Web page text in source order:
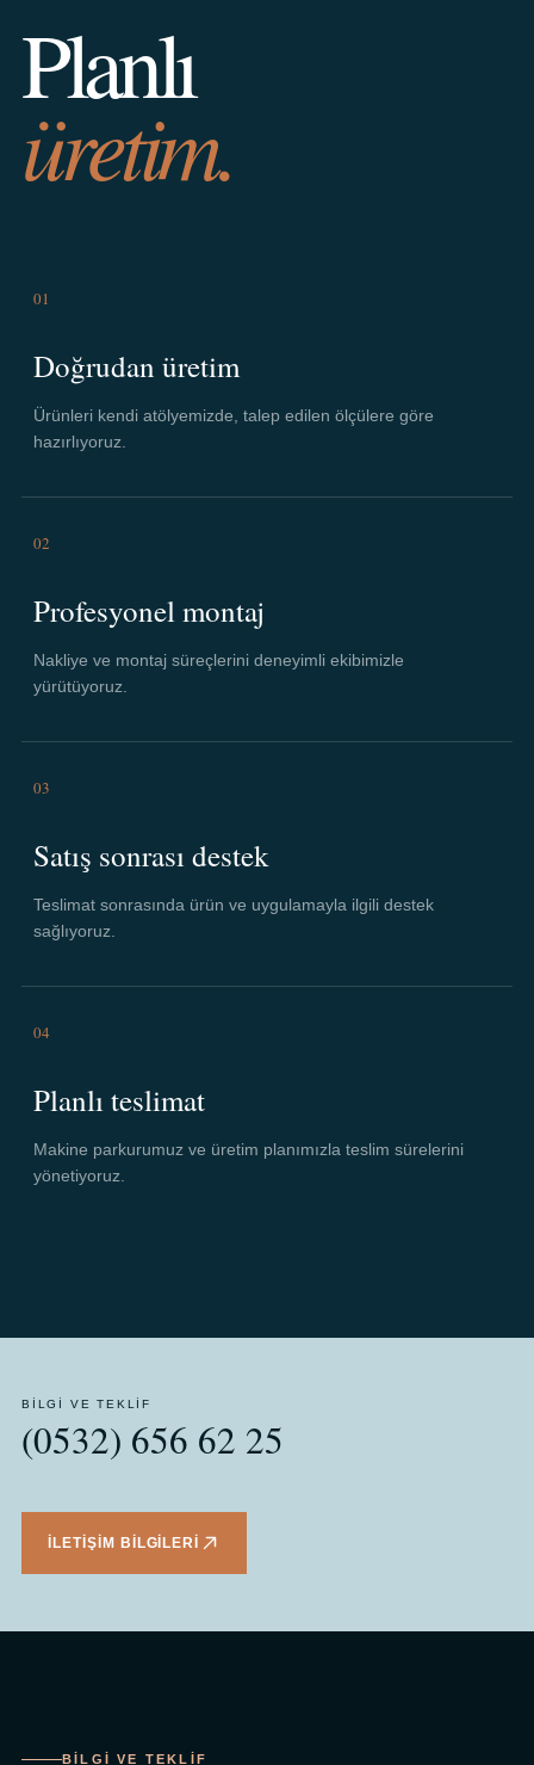
Planlı
üretim.
01
Doğrudan üretim
Ürünleri kendi atölyemizde, talep edilen ölçülere göre
hazırlıyoruz.
02
Profesyonel montaj
Nakliye ve montaj süreçlerini deneyimli ekibimizle
yürütüyoruz.
03
Satış sonrası destek
Teslimat sonrasında ürün ve uygulamayla ilgili destek
sağlıyoruz.
04
Planlı teslimat
Makine parkurumuz ve üretim planımızla teslim sürelerini
yönetiyoruz.
BILGI VE TEKLIF
(0532) 656 62 25
İLETIŞIM BILGILERI
BILGI VE TEKLIF